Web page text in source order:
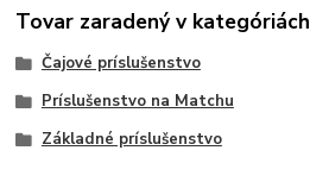
Tovar zaradený v kategóriách
Čajové príslušenstvo
Príslušenstvo na Matchu
Základné príslušenstvo